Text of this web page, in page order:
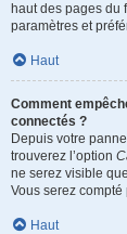
haut des pages du
paramètres et
Haut
Comment
connectés ?
Depuis votre
trouverez l’option
ne serez visible
Vous serez
Haut